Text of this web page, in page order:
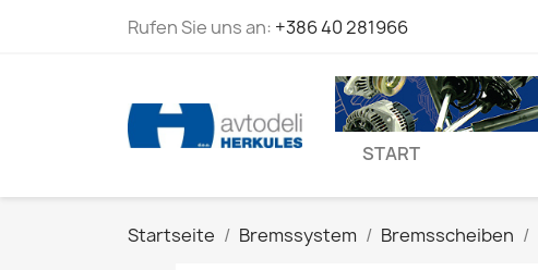
Rufen Sie uns an: +386 40 281966
START
Startseite Bremssystem Bremsscheiben